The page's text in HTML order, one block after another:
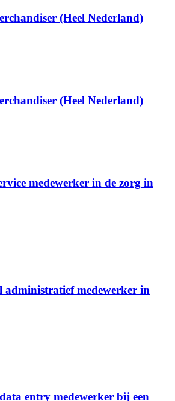
(Heel Nederland)
(Heel Nederland)
medewerker in de zorg in
administratief medewerker in
entry medewerker bij een